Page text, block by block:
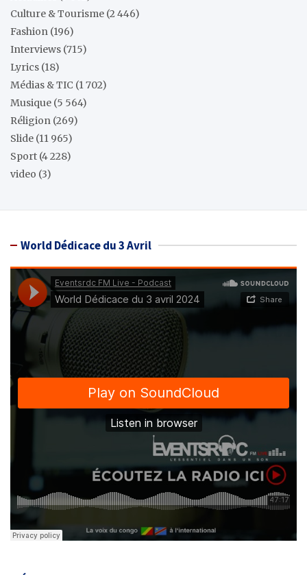
Culture & Tourisme (2 446)
Fashion (196)
Interviews (715)
Lyrics (18)
Médias & TIC (1 702)
Musique (5 564)
Réligion (269)
Slide (11 965)
Sport (4 228)
video (3)
World Dédicace du 3 Avril